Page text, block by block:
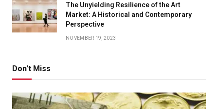
The Unyielding Resilience of the Art
Market: A Historical and Contemporary
Perspective
NOVEMBER 19, 2023
Don't Miss